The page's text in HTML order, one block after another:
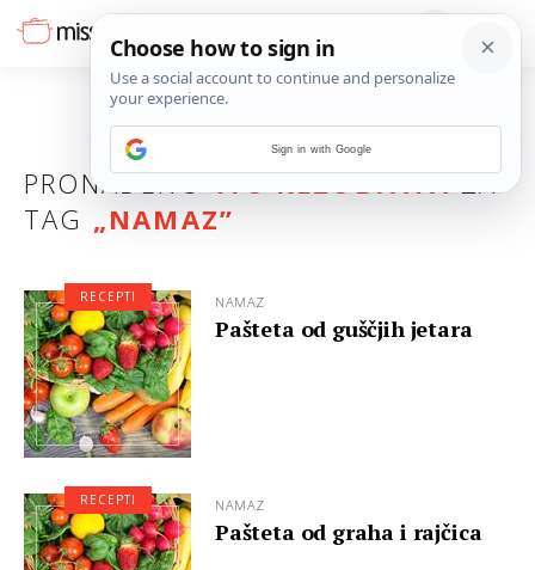
PRONAĐENO178 REZULTATAZA
TAG „NAMAZ”
NAMAZ
Pašteta od guščjih jetara
RECEPTI
NAMAZ
Pašteta od graha i rajčica
RECEPTI
Sign in with Google